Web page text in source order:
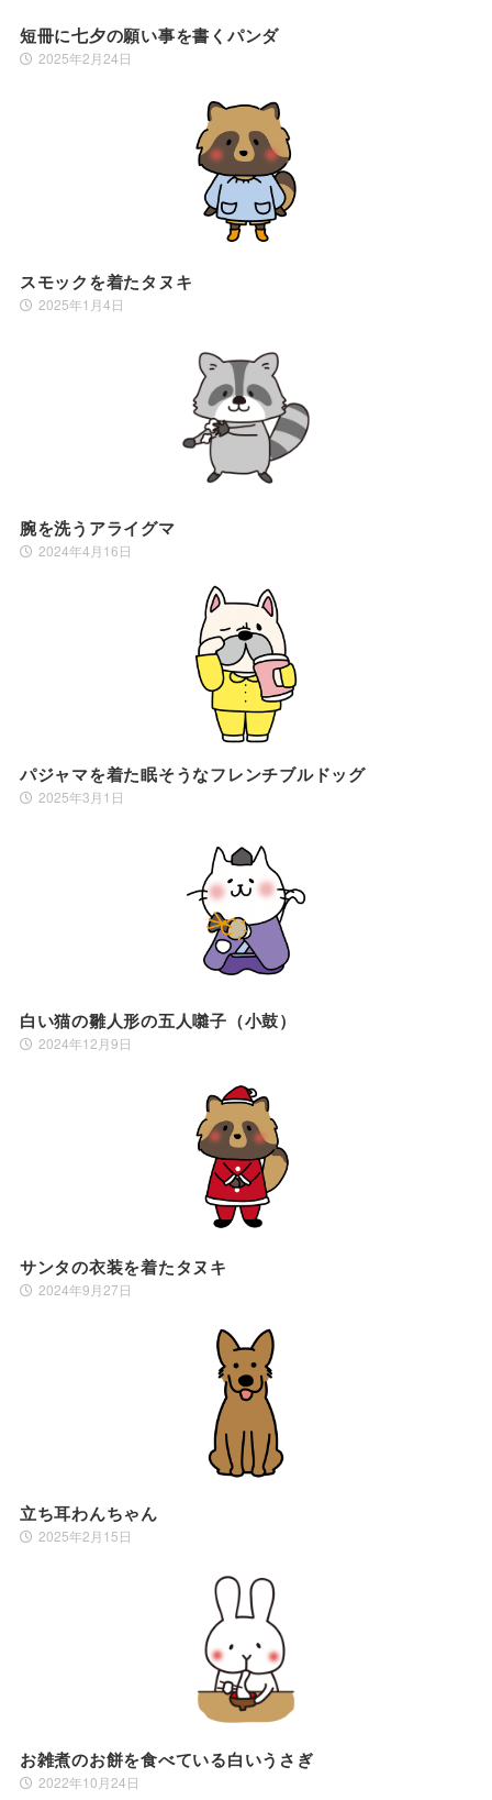
短冊に七夕の願い事を書くパンダ
2025年2月24日
スモックを着たタヌキ
2025年1月4日
腕を洗うアライグマ
2024年4月16日
パジャマを着た眠そうなフレンチブルドッグ
2025年3月1日
白い猫の雛人形の五人囃子（小鼓）
2024年12月9日
サンタの衣装を着たタヌキ
2024年9月27日
立ち耳わんちゃん
2025年2月15日
お雑煮のお餅を食べている白いうさぎ
2022年10月24日